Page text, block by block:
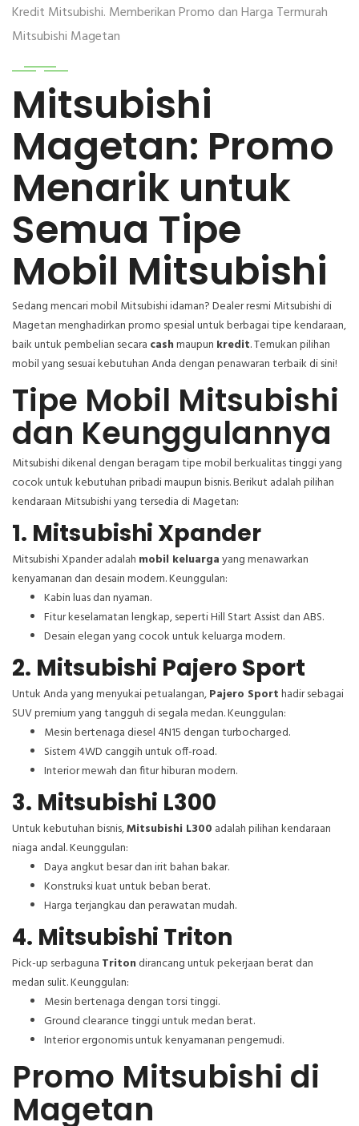
Kredit Mitsubishi. Memberikan Promo dan Harga Termurah
Mitsubishi Magetan
Mitsubishi
Magetan: Promo
Menarik untuk
Semua Tipe
Mobil Mitsubishi
Sedang mencari mobil Mitsubishi idaman? Dealer resmi Mitsubishi di
Magetan menghadirkan promo spesial untuk berbagai tipe kendaraan,
baik untuk pembelian secara cashmaupun kredit. Temukan pilihan
mobil yang sesuai kebutuhan Anda dengan penawaran terbaik di sini!
Tipe Mobil Mitsubishi
dan Keunggulannya
Mitsubishi dikenal dengan beragam tipe mobil berkualitas tinggi yang
cocok untuk kebutuhan pribadi maupun bisnis. Berikut adalah pilihan
kendaraan Mitsubishi yang tersedia di Magetan:
1. Mitsubishi Xpander
Mitsubishi Xpander adalah mobil keluargayang menawarkan
kenyamanan dan desain modern. Keunggulan:
Kabin luas dan nyaman.
Fitur keselamatan lengkap, seperti Hill Start Assist dan ABS.
Desain elegan yang cocok untuk keluarga modern.
2. Mitsubishi Pajero Sport
Untuk Anda yang menyukai petualangan,Pajero Sporthadir sebagai
SUV premium yang tangguh di segala medan. Keunggulan:
Mesin bertenaga diesel 4N15 dengan turbocharged.
Sistem 4WD canggih untuk off-road.
Interior mewah dan fitur hiburan modern.
3. Mitsubishi L300
Untuk kebutuhan bisnis,Mitsubishi L300 adalah pilihan kendaraan
niaga andal. Keunggulan:
Daya angkut besar dan irit bahan bakar.
Konstruksi kuat untuk beban berat.
Harga terjangkau dan perawatan mudah.
4. Mitsubishi Triton
Pick-up serbaguna Tritondirancang untuk pekerjaan berat dan
medan sulit. Keunggulan:
Mesin bertenaga dengan torsi tinggi.
Ground clearance tinggi untuk medan berat.
Interior ergonomis untuk kenyamanan pengemudi.
Promo Mitsubishi di
Magetan